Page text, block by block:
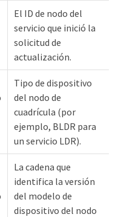
El ID de nodo del
servicio que inició la
solicitud de
actualización.
Tipo de dispositivo
del nodo de
cuadrícula (por
ejemplo, BLDR para
un servicio LDR).
La cadena que
identifica la versión
del modelo de
dispositivo del nodo